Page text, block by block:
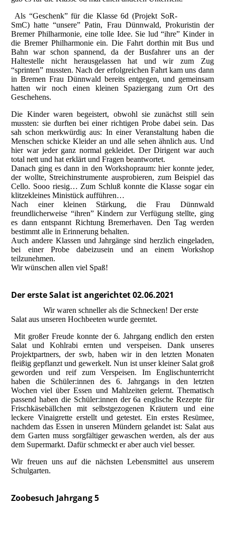
Als “Geschenk” für die Klasse 6d (Projekt SoR-
SmC) hatte “unsere” Patin, Frau Dünnwald, Prokuristin der
Bremer Philharmonie, eine tolle Idee. Sie lud “ihre” Kinder in
die Bremer Philharmonie ein. Die Fahrt dorthin mit Bus und
Bahn war schon spannend, da der Busfahrer uns an der
Haltestelle nicht herausgelassen hat und wir zum Zug
“sprinten” mussten. Nach der erfolgreichen Fahrt kam uns dann
in Bremen Frau Dünnwald bereits entgegen, und gemeinsam
hatten wir noch einen kleinen Spaziergang zum Ort des
Geschehens.
Die Kinder waren begeistert, obwohl sie zunächst still sein
mussten: sie durften bei einer richtigen Probe dabei sein. Das
sah schon merkwürdig aus: In einer Veranstaltung haben die
Menschen schicke Kleider an und alle sehen ähnlich aus. Und
hier war jeder ganz normal gekleidet. Der Dirigent war auch
total nett und hat erklärt und Fragen beantwortet.
Danach ging es dann in den Workshopraum: hier konnte jeder,
der wollte, Streichinstrumente ausprobieren, zum Beispiel das
Cello. Sooo riesig… Zum Schluß konnte die Klasse sogar ein
klitzekleines Ministück aufführen…
Nach einer kleinen Stärkung, die Frau Dünnwald
freundlicherweise “ihren” Kindern zur Verfügung stellte, ging
es dann entspannt Richtung Bremerhaven. Den Tag werden
bestimmt alle in Erinnerung behalten.
Auch andere Klassen und Jahrgänge sind herzlich eingeladen,
bei einer Probe dabeizusein und an einem Workshop
teilzunehmen.
Wir wünschen allen viel Spaß!
Der erste Salat ist angerichtet 02.06.2021
Wir waren schneller als die Schnecken! Der erste
Salat aus unseren Hochbeeten wurde geerntet.
Mit großer Freude konnte der 6. Jahrgang endlich den ersten
Salat und Kohlrabi ernten und verspeisen. Dank unseres
Projektpartners, der swb, haben wir in den letzten Monaten
fleißig gepflanzt und gewerkelt. Nun ist unser kleiner Salat groß
geworden und reif zum Verspeisen. Im Englischunterricht
haben die Schüler:innen des 6. Jahrgangs in den letzten
Wochen viel über Essen und Mahlzeiten gelernt. Thematisch
passend haben die Schüler:innen der 6a englische Rezepte für
Frischkäsebällchen mit selbstgezogenen Kräutern und eine
leckere Vinaigrette erstellt und getestet.Ein erstes Resümee,
nachdem das Essen in unseren Mündern gelandet ist: Salat aus
dem Garten muss sorgfältiger gewaschen werden, als der aus
dem Supermarkt. Dafür schmeckt er aber auch viel besser.
Wir freuen uns auf die nächsten Lebensmittel aus unserem
Schulgarten.
Zoobesuch Jahrgang 5